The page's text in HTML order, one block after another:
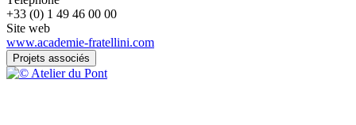
+33 (0) 1 49 46 00 00
Site web
www.academie-fratellini.com
Projets associés